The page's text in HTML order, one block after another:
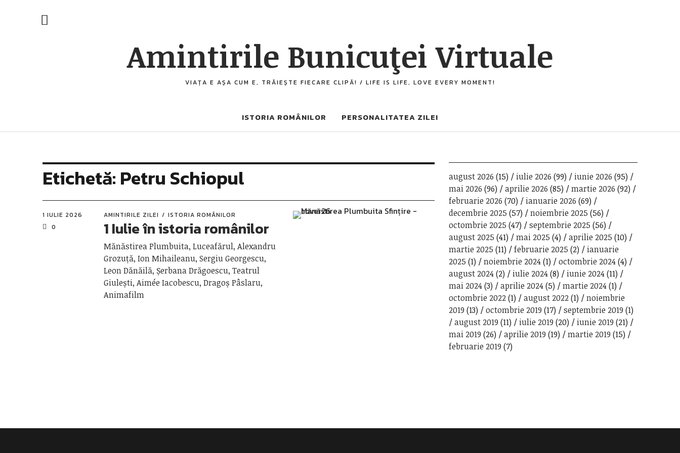
Amintirile Bunicuţei Virtuale
VIAȚA E AȘA CUM E, TRĂIEȘTE FIECARE CLIPĂ! / LIFE IS LIFE, LOVE EVERY MOMENT!
ISTORIA ROMÂNILOR PERSONALITATEA ZILEI
Etichetă: Petru Schiopul
1 IULIE 2026
0
AMINTIRILE ZILEI ISTORIA ROMÂNILOR
1 Iulie în istoria românilor
Mănăstirea Plumbuita, Luceafărul, Alexandru
Grozuță, Ion Mihaileanu, Sergiu Georgescu,
Leon Dănăilă, Șerbana Drăgoescu, Teatrul
Giulești, Aimée Iacobescu, Dragoș Pâslaru,
Animafilm
august 2026 (15) iulie 2026 (99) iunie 2026 (95)
mai 2026 (96) aprilie 2026 (85) martie 2026 (92)
februarie 2026 (70) ianuarie 2026 (69)
decembrie 2025 (57) noiembrie 2025 (56)
octombrie 2025 (47) septembrie 2025 (56)
august 2025 (41) mai 2025 (4) aprilie 2025 (10)
martie 2025 (11) februarie 2025 (2)
ianuarie
2025 (1) noiembrie 2024(1) octombrie 2024(4)
august 2024(2) iulie 2024(8) iunie 2024(11)
mai 2024(3) aprilie 2024(5) martie 2024(1)
octombrie 2022(1) august 2022(1)
noiembrie
2019 (13) octombrie 2019 (17) septembrie 2019 (1)
august 2019 (11) iulie 2019 (20) iunie 2019 (21)
mai 2019 (26) aprilie 2019 (19) martie 2019 (15)
februarie 2019 (7)